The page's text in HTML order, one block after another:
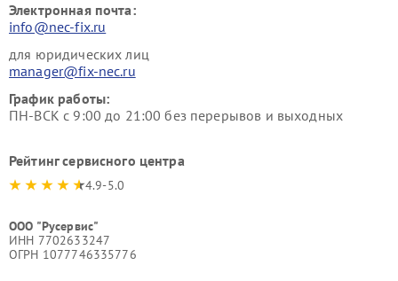
Электронная почта:
info@nec-fix.ru
для юридических лиц
manager@fix-nec.ru
График работы:
ПН-ВСК с 9:00 до 21:00 без перерывов и выходных
Рейтинг сервисного центра
4.9-5.0
ООО "Русервис"
ИНН 7702633247
ОГРН 1077746335776